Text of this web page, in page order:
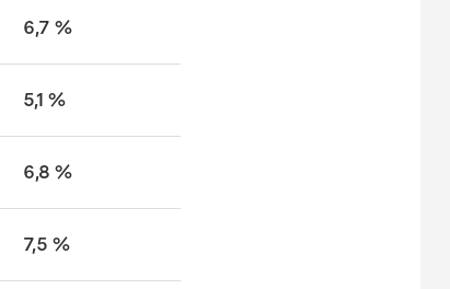
6,7 %
5,1 %
6,8 %
7,5 %